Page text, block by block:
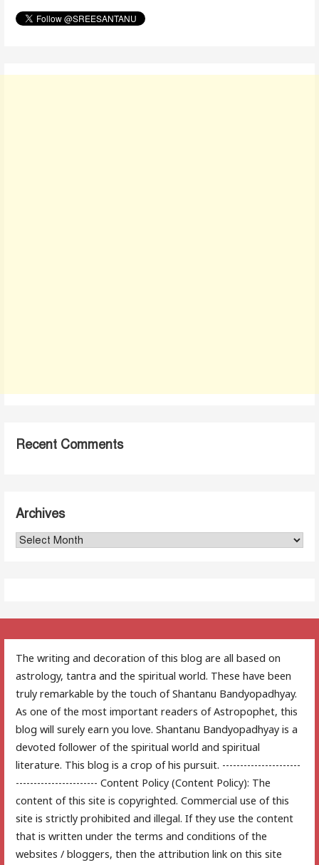
Recent Comments
Archives
Archives
The writing and decoration of this blog are all based on
astrology, tantra and the spiritual world. These have been
truly remarkable by the touch of Shantanu Bandyopadhyay.
As one of the most important readers of Astropophet, this
blog will surely earn you love. Shantanu Bandyopadhyay is a
devoted follower of the spiritual world and spiritual
literature. This blog is a crop of his pursuit. ----------------------
----------------------- Content Policy (Content Policy): The
content of this site is copyrighted. Commercial use of this
site is strictly prohibited and illegal. If they use the content
that is written under the terms and conditions of the
websites / bloggers, then the attribution link on this site